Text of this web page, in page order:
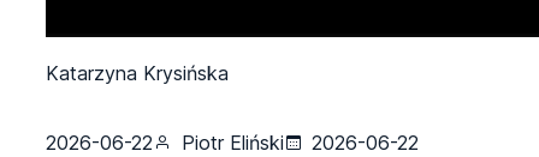
Katarzyna Krysińska
2026-06-22 Piotr Eliński
2026-06-22